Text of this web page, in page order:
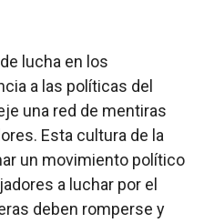
lucha en los
a las políticas del
una red de mentiras
Esta cultura de la
un movimiento político
a luchar por el
deben romperse y